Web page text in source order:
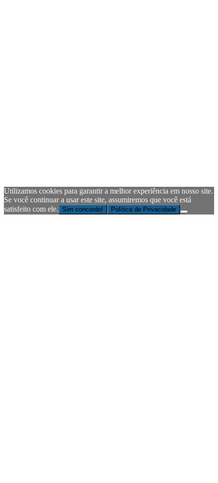
Utilizamos cookies para garantir a melhor experiência em nosso site.
Se você continuar a usar este site, assumiremos que você está
satisfeito com ele. Sim concordo! Política de Privacidade